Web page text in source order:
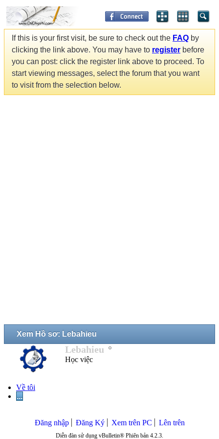
If this is your first visit, be sure to check out the FAQ by
clicking the link above. You may have to register before
you can post: click the register link above to proceed. To
start viewing messages, select the forum that you want
to visit from the selection below.
Xem Hồ sơ: Lebahieu
Lebahieu
Học việc
Về tôi
...
Đăng nhập Đăng Ký Xem trên PC Lên trên
Diễn đàn sử dụng vBulletin® Phiên bản 4.2.3.